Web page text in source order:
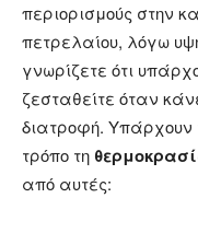
περιορισμούς στην
πετρελαίου, λόγω
γνωρίζετε ότι
ζεσταθείτε όταν
διατροφή. Υπάρχουν
τρόπο τη
από αυτές: